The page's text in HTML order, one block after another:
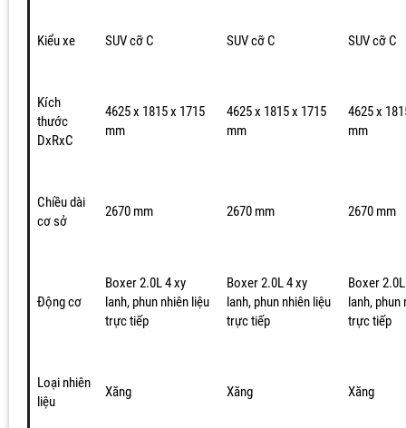
Kiểu xe SUV cỡ C SUV cỡ C SUV cỡ C
Kích
thước
DxRxC
4625 x 1815 x 1715
mm
4625 x 1815 x 1715
mm
4625 x
mm
Chiều dài
cơ sở
2670 mm 2670 mm 2670 mm
Động cơ
Boxer 2.0L 4 xy
lanh, phun nhiên liệu
trực tiếp
Boxer 2.0L 4 xy
lanh, phun nhiên liệu
trực tiếp
Boxer
lanh, phun
trực tiếp
Loại nhiên
liệu
Xăng Xăng Xăng